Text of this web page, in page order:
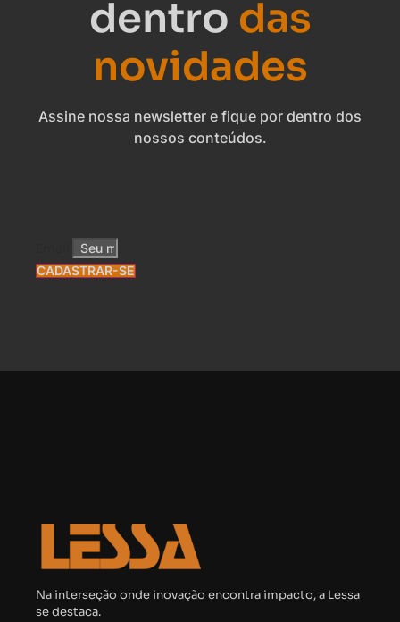
dentro das
novidades
Assine nossa newsletter e fique por dentro dos
nossos conteúdos.
CADASTRAR-SE
Na interseção onde inovação encontra impacto, a Lessa
se destaca.